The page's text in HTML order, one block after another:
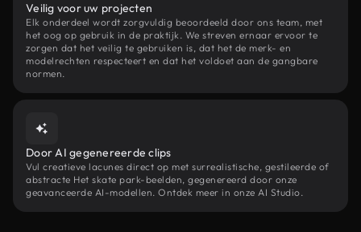
Veilig voor uw projecten
Elk onderdeel wordt zorgvuldig beoordeeld door ons team, met
het oog op gebruik in de praktijk. We streven ernaar ervoor te
zorgen dat het veilig te gebruiken is, dat het de merk- en
modelrechten respecteert en dat het voldoet aan de gangbare
normen.
Door AI gegenereerde clips
Vul creatieve lacunes direct op met surrealistische, gestileerde of
abstracte Het skate park-beelden, gegenereerd door onze
geavanceerde AI-modellen. Ontdek meer in onze AI Studio.